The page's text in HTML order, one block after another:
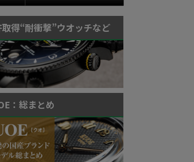
得“耐衝撃”ウオッチなど
：総まとめ